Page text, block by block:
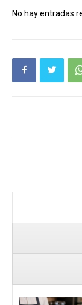
No hay entradas